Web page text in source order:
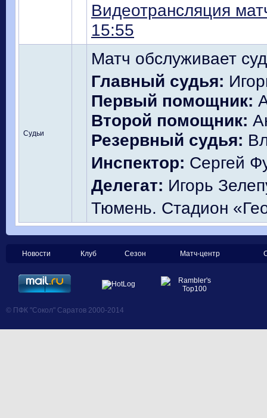
Видеотрансляция
15:55
Судьи
Матч обслуживает
Главный судья:
Первый помощник:
Второй помощник:
Резервный судья:
Инспектор: Сергей
Делегат: Игорь
Тюмень. Стадион
Новости Клуб Сезон Матч-центр
© ПФК "Сокол" Саратов 2000-2014